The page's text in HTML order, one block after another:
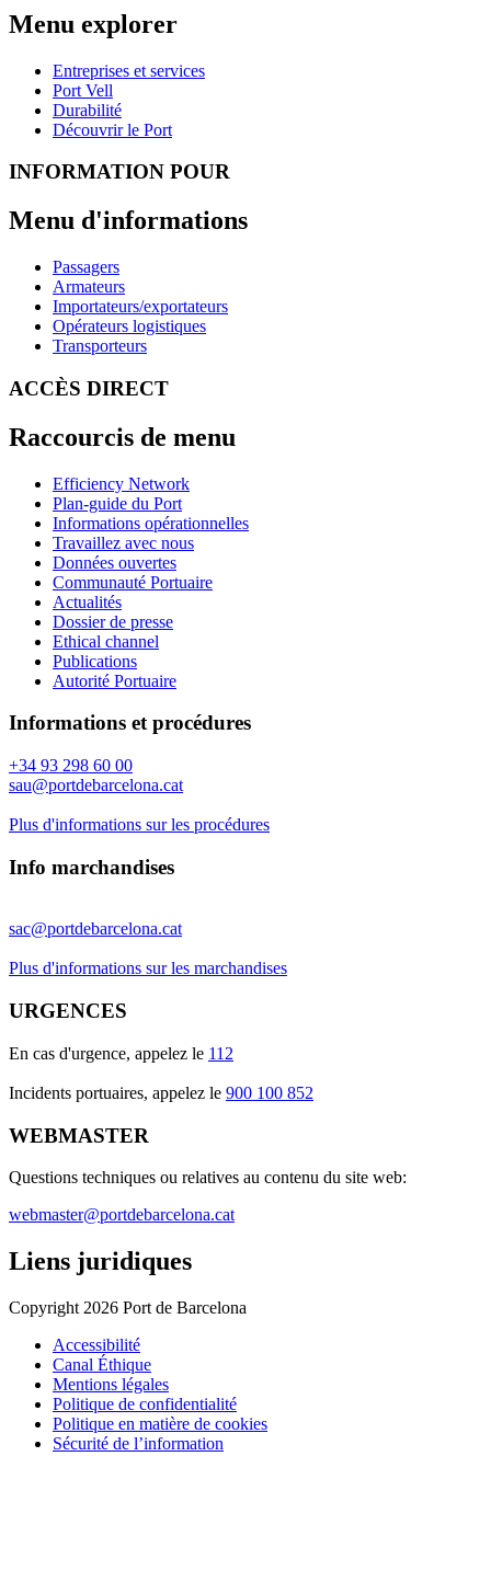
Menu explorer
Entreprises et services
Port Vell
Durabilité
Découvrir le Port
INFORMATION POUR
Menu d'informations
Passagers
Armateurs
Importateurs/exportateurs
Opérateurs logistiques
Transporteurs
ACCÈS DIRECT
Raccourcis de menu
Efficiency Network
Plan-guide du Port
Informations opérationnelles
Travaillez avec nous
Données ouvertes
Communauté Portuaire
Actualités
Dossier de presse
Ethical channel
Publications
Autorité Portuaire
Informations et procédures
+34 93 298 60 00
sau@portdebarcelona.cat
Plus d'informations sur les procédures
Info marchandises
sac@portdebarcelona.cat
Plus d'informations sur les marchandises
URGENCES
En cas d'urgence, appelez le 112
Incidents portuaires, appelez le 900 100 852
WEBMASTER
Questions techniques ou relatives au contenu du site web:
webmaster@portdebarcelona.cat
Liens juridiques
Copyright 2026 Port de Barcelona
Accessibilité
Canal Éthique
Mentions légales
Politique de confidentialité
Politique en matière de cookies
Sécurité de l’information